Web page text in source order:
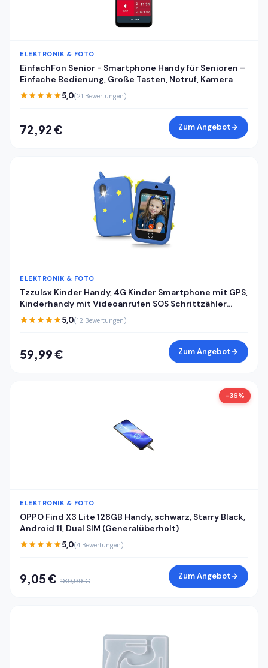
ELEKTRONIK & FOTO
EinfachFon Senior - Smartphone Handy für Senioren –
Einfache Bedienung, Große Tasten, Notruf, Kamera
5,0(21 Bewertungen)
72,92 € Zum Angebot
ELEKTRONIK & FOTO
Tzzulsx Kinder Handy, 4G Kinder Smartphone mit GPS,
Kinderhandy mit Videoanrufen SOS Schrittzähler
Klassenmodus Wecker, Kindertelefon
Geburtstagsgeschenk Geschenke für Mädchen
5,0(12 Bewertungen)
59,99 € Zum Angebot
-36%
ELEKTRONIK & FOTO
OPPO Find X3 Lite 128GB Handy, schwarz, Starry Black,
Android 11, Dual SIM (Generalüberholt)
5,0(4 Bewertungen)
9,05 € 189,99 € Zum Angebot